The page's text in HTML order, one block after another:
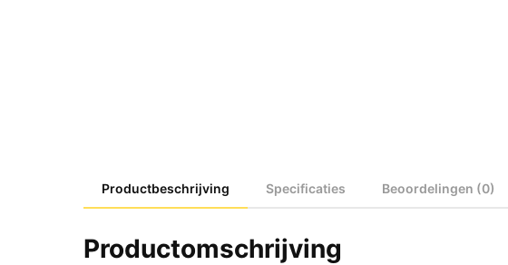
Productbeschrijving Specificaties Beoordelingen (0)
Productomschrijving